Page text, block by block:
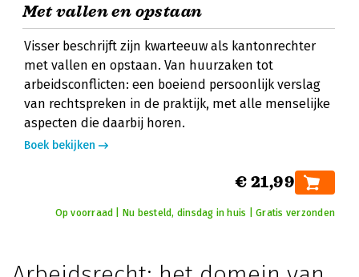
Met vallen en opstaan
Visser beschrijft zijn kwarteeuw als kantonrechter
met vallen en opstaan. Van huurzaken tot
arbeidsconflicten: een boeiend persoonlijk verslag
van rechtspreken in de praktijk, met alle menselijke
aspecten die daarbij horen.
Boek bekijken
€ 21,99
Op voorraad | Nu besteld, dinsdag in huis | Gratis verzonden